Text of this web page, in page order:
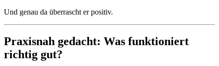
Und genau da überrascht er positiv.
Praxisnah gedacht: Was funktioniert
richtig gut?